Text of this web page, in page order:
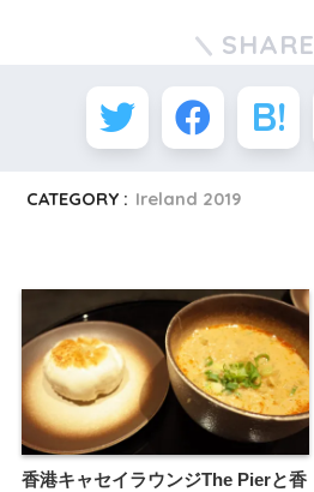
SHARE
CATEGORY : Ireland 2019
香港キャセイラウンジThe Pierと香